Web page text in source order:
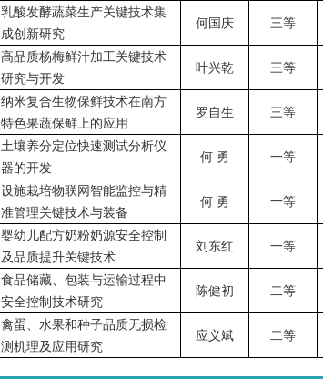
乳酸发酵蔬菜生产关键技术集
成创新研究
何国庆 三等
高品质杨梅鲜汁加工关键技术
研究与开发
叶兴乾 三等
纳米复合生物保鲜技术在南方
特色果蔬保鲜上的应用
罗自生 三等
土壤养分定位快速测试分析仪
器的开发
何 勇 一等
设施栽培物联网智能监控与精
准管理关键技术与装备
何 勇 一等
婴幼儿配方奶粉奶源安全控制
及品质提升关键技术
刘东红 一等
食品储藏、包装与运输过程中
安全控制技术研究
陈健初 二等
禽蛋、水果和种子品质无损检
测机理及应用研究
应义斌 二等